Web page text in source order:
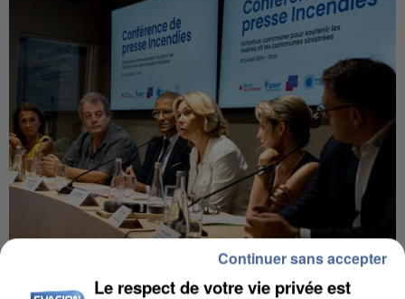
INCENDIES : L’ÎLE-DE-FRANCE LANCE UN ÉLAN
Le respect de votre vie privée est
Continuer sans accepter